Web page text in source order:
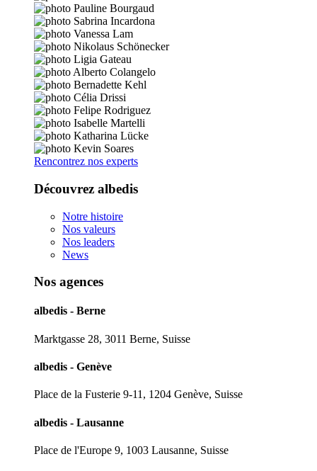
Rencontrez nos experts
Découvrez albedis
Notre histoire
Nos valeurs
Nos leaders
News
Nos agences
albedis - Berne
Marktgasse 28, 3011 Berne, Suisse
albedis - Genève
Place de la Fusterie 9-11, 1204 Genève, Suisse
albedis - Lausanne
Place de l'Europe 9, 1003 Lausanne, Suisse